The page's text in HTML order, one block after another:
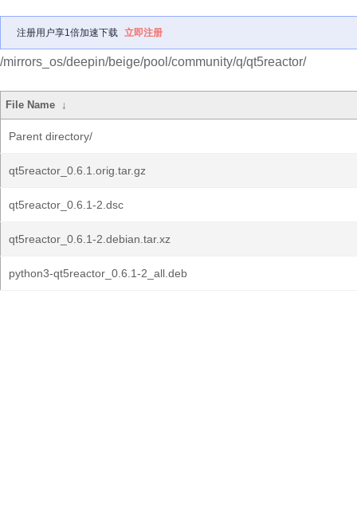
注册用户享1倍加速下载 立即注册
/mirrors_os/deepin/beige/pool/community/q/qt5reactor/
File Name ↓
Parent directory/
qt5reactor_0.6.1.orig.tar.gz
qt5reactor_0.6.1-2.dsc
qt5reactor_0.6.1-2.debian.tar.xz
python3-qt5reactor_0.6.1-2_all.deb